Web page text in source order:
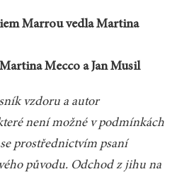
Marrou vedla Martina
Mecco a Jan Musil
vzdoru a autor
není možné v podmínkách
prostřednictvím psaní
původu. Odchod z jihu na